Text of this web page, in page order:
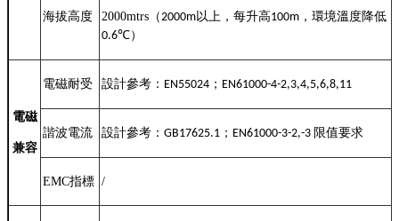
海拔高度 2000mtrs （2000m以上，每升高100m ，環境溫度降低
0.6℃）
電磁
兼容
電磁耐受 設計參考： EN55024 ； EN61000-4-2,3,4,5,6,8,11
諧波電流 設計參考： GB17625.1 ； EN61000-3-2,-3 限值要求
EMC指標 /